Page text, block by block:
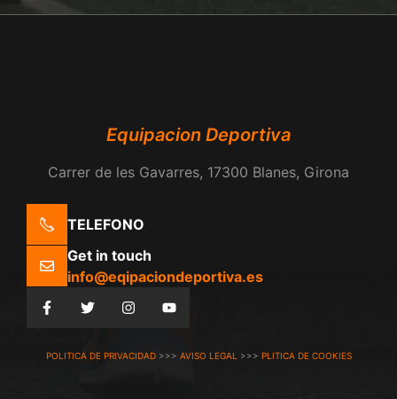
Equipacion Deportiva
Carrer de les Gavarres, 17300 Blanes, Girona
TELEFONO
Get in touch
info@eqipaciondeportiva.es
POLITICA DE PRIVACIDAD>>> AVISO LEGAL >>> PLITICA DE COOKIES